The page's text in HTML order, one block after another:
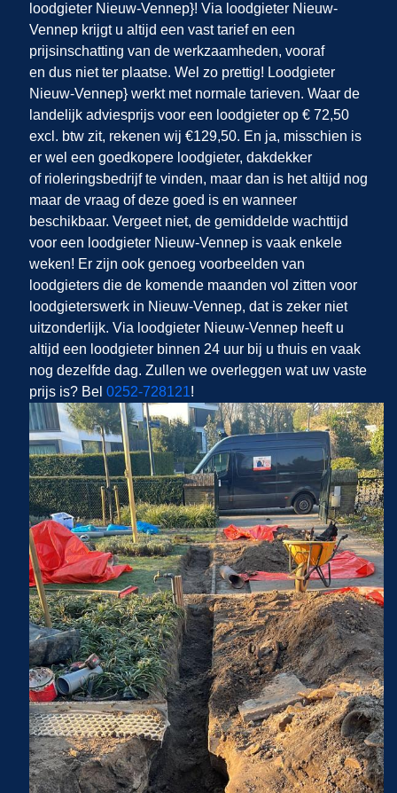
loodgieter Nieuw-Vennep}! Via loodgieter Nieuw-
Vennep krijgt u altijd een vast tarief en een
prijsinschatting van de werkzaamheden, vooraf
en dus niet ter plaatse. Wel zo prettig! Loodgieter
Nieuw-Vennep} werkt met normale tarieven. Waar de
landelijk adviesprijs voor een loodgieter op € 72,50
excl. btw zit, rekenen wij €129,50. En ja, misschien is
er wel een goedkopere loodgieter, dakdekker
of rioleringsbedrijf te vinden, maar dan is het altijd nog
maar de vraag of deze goed is en wanneer
beschikbaar. Vergeet niet, de gemiddelde wachttijd
voor een loodgieter Nieuw-Vennep is vaak enkele
weken! Er zijn ook genoeg voorbeelden van
loodgieters die de komende maanden vol zitten voor
loodgieterswerk in Nieuw-Vennep, dat is zeker niet
uitzonderlijk. Via loodgieter Nieuw-Vennep heeft u
altijd een loodgieter binnen 24 uur bij u thuis en vaak
nog dezelfde dag. Zullen we overleggen wat uw vaste
prijs is? Bel 0252-728121!